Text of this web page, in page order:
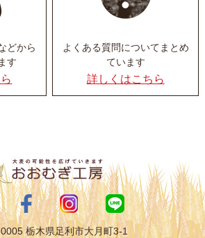
どから
す
よくある質問についてまとめ
ています
詳しくはこちら
栃木県足利市大月町3-1